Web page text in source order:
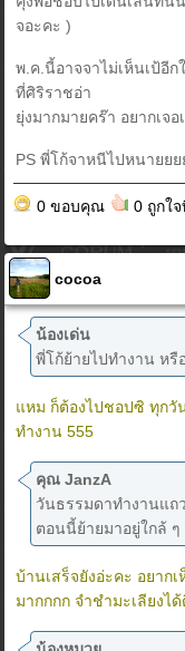
จอะคะ )
พ.ค.นี้อาจจาไม่เห็นเป้อีก
ที่ศิริราชอ่า
ยุ่งมากมายคร๊า อยากเจ
PS พี่โก้จาหนีไปหนายยย
0 ขอบคุณ 0 ถูกใ
cocoa
น้องเด่น
พี่โก้ย้ายไปทำงาน ห
แหม ก็ต้องไปชอปซิ ทุกวั
ทำงาน 555
คุณ JanzA
วันธรรมดาทำงานแถ
ตอนนี้ย้ายมาอยู่ใกล้
บ้านเสร็จยังอ่ะคะ อยาก
มากกกก จำชำมะเลียงไ